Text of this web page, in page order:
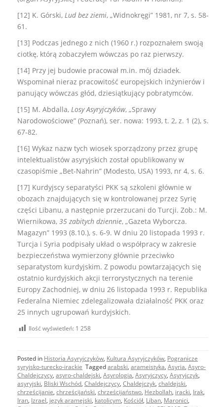
[12] K. Górski, Lud bez ziemi, „Widnokręgi” 1981, nr 7, s. 58-
61.
[13] Podczas jednego z nich (1960 r.) rozpoznałem swoją
ciotkę, którą zobaczyłem wówczas po raz pierwszy.
[14] Przy jej budowie pracował m.in. mój dziadek.
Wspominał nieraz pracowitość europejskich inżynierów i
panujący wówczas głód, dziesiątkujący pobratymców.
[15] M. Abdalla, Losy Asyryjczyków, „Sprawy
Narodowościowe” (Poznań), ser. nowa: 1993, t. 2, z. 1 (2), s.
67-82.
[16] Wykaz nazw tych wiosek sporządzony przez grupę
intelektualistów asyryjskich został opublikowany w
czasopiśmie „Bet-Nahrin” (Modesto, USA) 1993, nr 4, s. 6.
[17] Kurdyjscy separatyści PKK są szkoleni głównie w
obozach znajdujących się w kontrolowanej przez Syrię
części Libanu, a następnie przerzucani do Turcji. Zob.: M.
Wiernikowa, 35 zabitych dziennie, „Gazeta Wyborcza.
Magazyn” 1993 (8.10.), s. 6-9. W dniu 20 listopada 1993 r.
Turcja i Syria podpisały układ o współpracy w zakresie
bezpieczeństwa wymierzony głównie przeciwko
separatystom kurdyjskim. Z powodu powtarzających się
ostatnio kurdyjskich akcji terrorystycznych na terenie
Europy Zachodniej, w dniu 26 listopada 1993 r. Republika
Federalna Niemiec zdelegalizowała działalność PKK oraz
25 innych ugrupowań kurdyjskich.
Ilość wyświetleń: 1 258
Posted in Historia Asyryjczyków, Kultura Asyryjczyków, Pogranicze
syryjsko-turecko-irackie Taggedarabski, arameistyka, Asyria, Asyro-
Chaldejczycy, asyro-chaldejski, Asyrologia, Asyryjczycy, Asyryjczyk,
asyryjski, Bliski Wschód, Chaldejczycy, Chaldejczyk, chaldejski,
chrześcijanie, chrześcijański, chrześcijaństwo, Hezbollah, iracki, Irak,
Iran, Izrael, język aramejski, katolicym, Kościół, Liban, Maronici,